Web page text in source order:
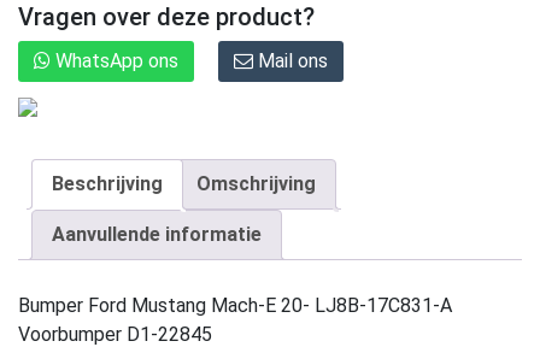
Vragen over deze product?
WhatsApp ons Mail ons
Beschrijving Omschrijving
Aanvullende informatie
Bumper Ford Mustang Mach-E 20- LJ8B-17C831-A
Voorbumper D1-22845